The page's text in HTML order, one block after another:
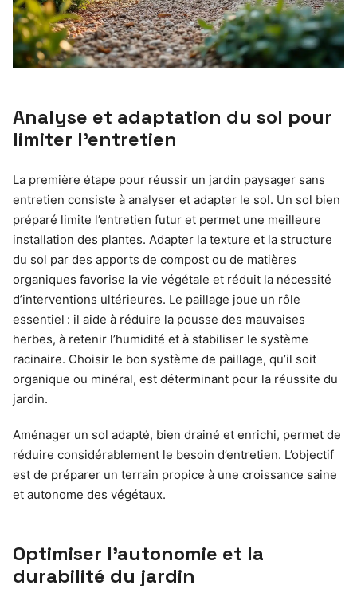
Analyse et adaptation du sol pour
limiter l’entretien
La première étape pour réussir un jardin paysager sans
entretien consiste à analyser et adapter le sol. Un sol bien
préparé limite l’entretien futur et permet une meilleure
installation des plantes. Adapter la texture et la structure
du sol par des apports de compost ou de matières
organiques favorise la vie végétale et réduit la nécessité
d’interventions ultérieures. Le paillage joue un rôle
essentiel : il aide à réduire la pousse des mauvaises
herbes, à retenir l’humidité et à stabiliser le système
racinaire. Choisir le bon système de paillage, qu’il soit
organique ou minéral, est déterminant pour la réussite du
jardin.
Aménager un sol adapté, bien drainé et enrichi, permet de
réduire considérablement le besoin d’entretien. L’objectif
est de préparer un terrain propice à une croissance saine
et autonome des végétaux.
Optimiser l’autonomie et la
durabilité du jardin